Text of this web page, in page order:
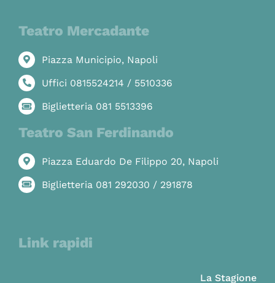
Teatro Mercadante
Piazza Municipio, Napoli
Uffici 0815524214 / 5510336
Biglietteria 081 5513396
Teatro San Ferdinando
Piazza Eduardo De Filippo 20, Napoli
Biglietteria 081 292030 / 291878
Link rapidi
La Stagione